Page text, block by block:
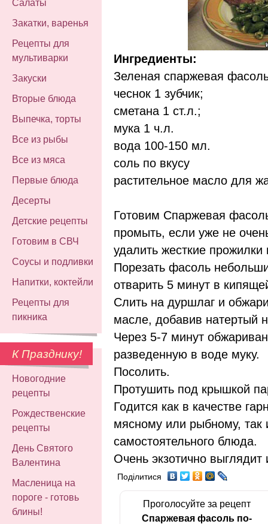
Салаты
Закатки, варенья
Рецепты для
мультиварки
Закуски
Вторые блюда
Выпечка, торты
Все из рыбы
Все из мяса
Первые блюда
Десерты
Детские рецепты
Готовим в СВЧ
Соусы и подливки
Напитки, коктейли
Рецепты для
пикника
К Празднику!
Новогодние
рецепты
Рождественские
рецепты
День Святого
Валентина
Масленица на
пороге - готовь
блины!
Ингредиенты:
Зеленая спаржевая
чеснок 1 зубчик;
сметана 1 ст.л.;
мука 1 ч.л.
вода 100-150 мл.
соль по вкусу
растительное масло для
Готовим Спаржевая
промыть, если уже не
удалить жесткие прожилки
Порезать фасоль
отварить 5 минут в
Слить на дуршлаг и
масле, добавив натертый
Через 5-7 минут
разведенную в воде муку.
Посолить.
Протушить под крышкой
Годится как в качестве
мясному или рыбному, так
самостоятельного блюда.
Очень экзотично выглядит
Поділитися
Проголосуйте за рецепт
Спаржевая фасоль по-